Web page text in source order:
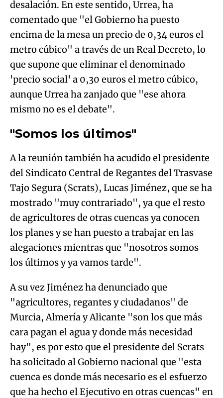
desalación. En este sentido, Urrea, ha
comentado que "el Gobierno ha puesto
encima de la mesa un precio de 0,34 euros el
metro cúbico" a través de un Real Decreto, lo
que supone que eliminar el denominado
'precio social' a 0,30 euros el metro cúbico,
aunque Urrea ha zanjado que "ese ahora
mismo no es el debate".
"Somos los últimos"
A la reunión también ha acudido el presidente
del Sindicato Central de Regantes del Trasvase
Tajo Segura (Scrats), Lucas Jiménez, que se ha
mostrado "muy contrariado", ya que el resto
de agricultores de otras cuencas ya conocen
los planes y se han puesto a trabajar en las
alegaciones mientras que "nosotros somos
los últimos y ya vamos tarde".
A su vez Jiménez ha denunciado que
"agricultores, regantes y ciudadanos" de
Murcia, Almería y Alicante "son los que más
cara pagan el agua y donde más necesidad
hay", es por esto que el presidente del Scrats
ha solicitado al Gobierno nacional que "esta
cuenca es donde más necesario es el esfuerzo
que ha hecho el Ejecutivo en otras cuencas" en